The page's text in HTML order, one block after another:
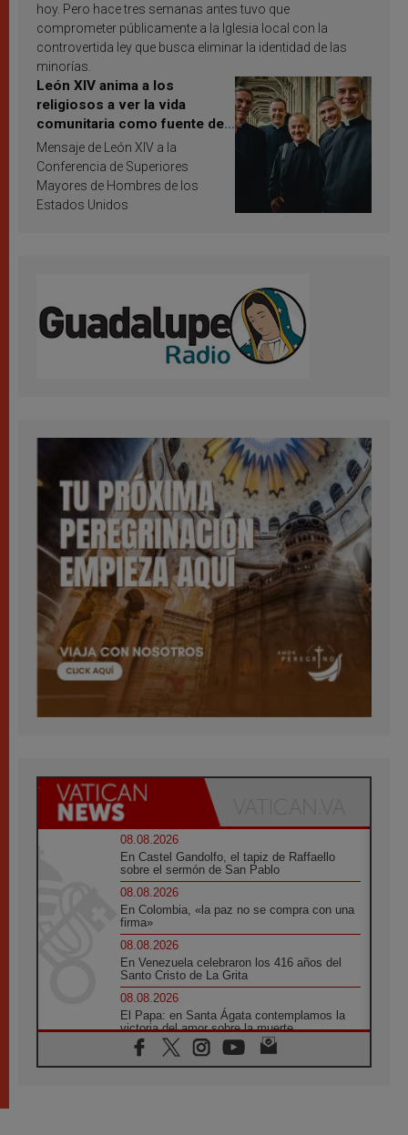
hoy. Pero hace tres semanas antes tuvo que
comprometer públicamente a la Iglesia local con la
controvertida ley que busca eliminar la identidad de las
minorías.
León XIV anima a los
religiosos a ver la vida
comunitaria como fuente de
inspiración y santificación
Mensaje de León XIV a la
Conferencia de Superiores
Mayores de Hombres de los
Estados Unidos
08.08.2026
En Castel Gandolfo, el tapiz de Raffaello
sobre el sermón de San Pablo
08.08.2026
En Colombia, «la paz no se compra con una
firma»
08.08.2026
En Venezuela celebraron los 416 años del
Santo Cristo de La Grita
08.08.2026
El Papa: en Santa Ágata contemplamos la
victoria del amor sobre la muerte
08.08.2026
León XIV visitará el Santuario de la Madre